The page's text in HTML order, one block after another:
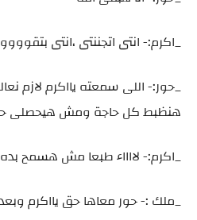
_اكرم:- انتى اتجننتى ،انتى
_حور:- اللى سمعته يااكرم لازم
هنظبط كل حاجة ومش هيحصلى
_اكرم:- لااااء طبعا مش هسمح
_ملك :- حور معاها حق يااكرم